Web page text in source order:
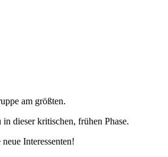
am größten.
dieser kritischen, frühen Phase.
Interessenten!